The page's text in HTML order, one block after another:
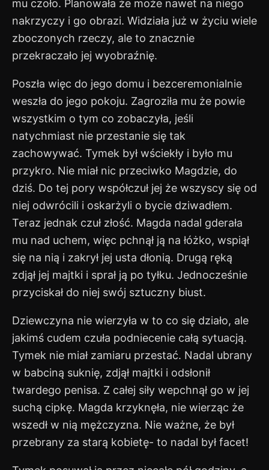
mu czoło. Planowała że może nawet na niego
nakrzyczy i go obrazi. Widziała już w życiu wiele
zboczonych rzeczy, ale to znacznie
przekraczało jej wyobraźnię.
Poszła więc do jego domu i bezceremonialnie
weszła do jego pokoju. Zagroziła mu że powie
wszystkim o tym co zobaczyła, jeśli
natychmiast nie przestanie się tak
zachowywać. Tymek był wściekły i było mu
przykro. Nie miał nic przeciwko Magdzie, do
dziś. Do tej pory współczuł jej że wszyscy się od
niej odwrócili i oskarżyli o bycie dziwadłem.
Teraz jednak czuł złość. Magda nadal gderała
mu nad uchem, więc pchnął ją na łóżko, wspiął
się na nią i zakrył jej usta dłonią. Drugą ręką
zdjął jej majtki i sprał ją po tyłku. Jednocześnie
przyciskał do niej swój sztuczny biust.
Dziewczyna nie wierzyła w to co się działo, ale
jakimś cudem czuła podniecenie całą sytuacją.
Tymek nie miał zamiaru przestać. Nadal ubrany
w babciną suknię, zdjął majtki i odsłonił
twardego penisa. Z całej siły wepchnął go w jej
suchą cipkę. Magda krzyknęła, nie wierząc że
wszedł w nią mężczyzna. Nie ważne, że był
przebrany za starą kobietę- to nadal był facet!